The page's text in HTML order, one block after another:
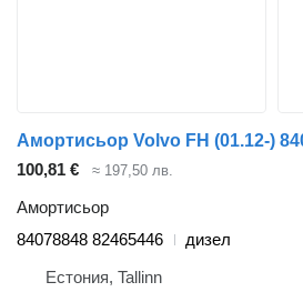
100,81 € ≈ 197,50 лв.
Амортисьор
84078848 82465446
дизел
Естония, Tallinn